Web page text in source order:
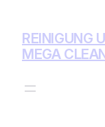
REINIGUNG
MEGA